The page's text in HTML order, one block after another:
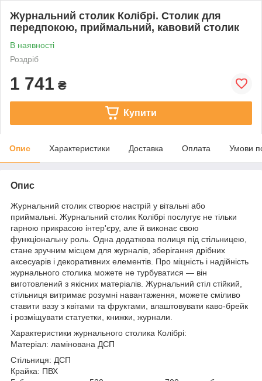
Журнальний столик Колібрі. Столик для
передпокою, приймальний, кавовий столик
В наявності
Роздріб
1 741 ₴
Купити
Опис Характеристики Доставка Оплата Умови
Опис
Журнальний столик створює настрій у вітальні або
приймальні. Журнальний столик Колібрі послугує не тільки
гарною прикрасою інтер'єру, але й виконає свою
функціональну роль. Одна додаткова полиця під стільницею,
стане зручним місцем для журналів, зберігання дрібних
аксесуарів і декоративних елементів. Про міцність і надійність
журнального столика можете не турбуватися — він
виготовлений з якісних матеріалів. Журнальний стіл стійкий,
стільниця витримає розумні навантаження, можете сміливо
ставити вазу з квітами та фруктами, влаштовувати каво-брейк
і розміщувати статуетки, книжки, журнали.
Характеристики журнального столика Колібрі:
Матеріал: ламінована ДСП
Стільниця: ДСП
Крайка: ПВХ